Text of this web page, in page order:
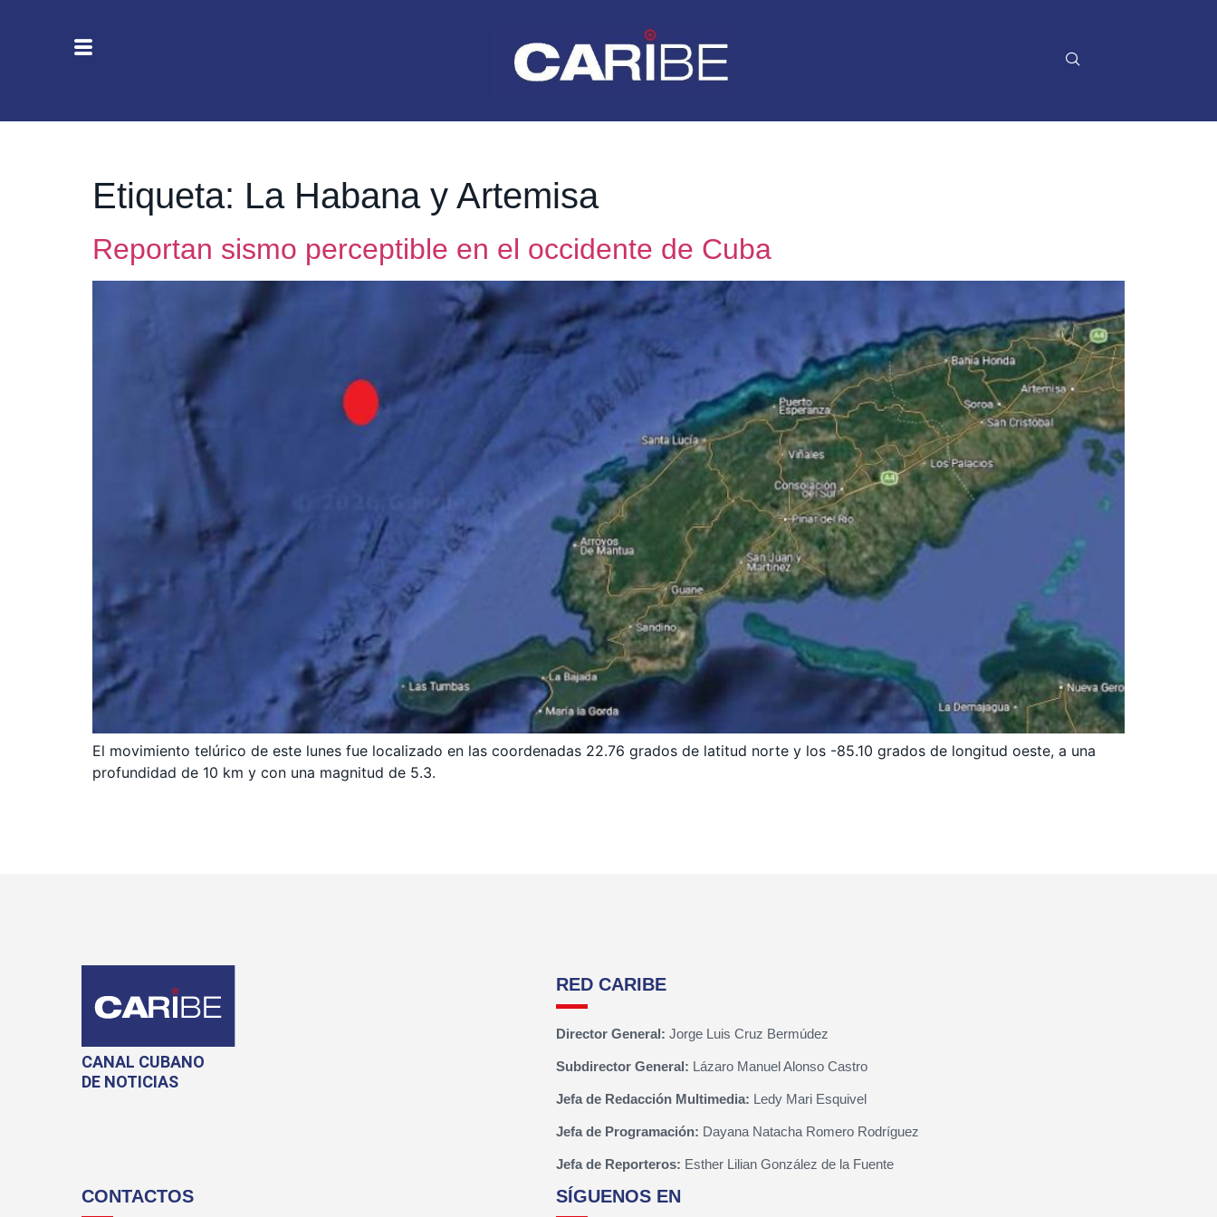
Etiqueta: La Habana y Artemisa
Reportan sismo perceptible en el occidente de Cuba
El movimiento telúrico de este lunes fue localizado en las coordenadas 22.76 grados de latitud norte y los -85.10 grados de longitud oeste, a una
profundidad de 10 km y con una magnitud de 5.3.
CANAL CUBANO
DE NOTICIAS
RED CARIBE
Director General: Jorge Luis Cruz Bermúdez
Subdirector General: Lázaro Manuel Alonso Castro
Jefa de Redacción Multimedia: Ledy Mari Esquivel
Jefa de Programación: Dayana Natacha Romero Rodríguez
Jefa de Reporteros: Esther Lilian González de la Fuente
CONTACTOS SÍGUENOS EN